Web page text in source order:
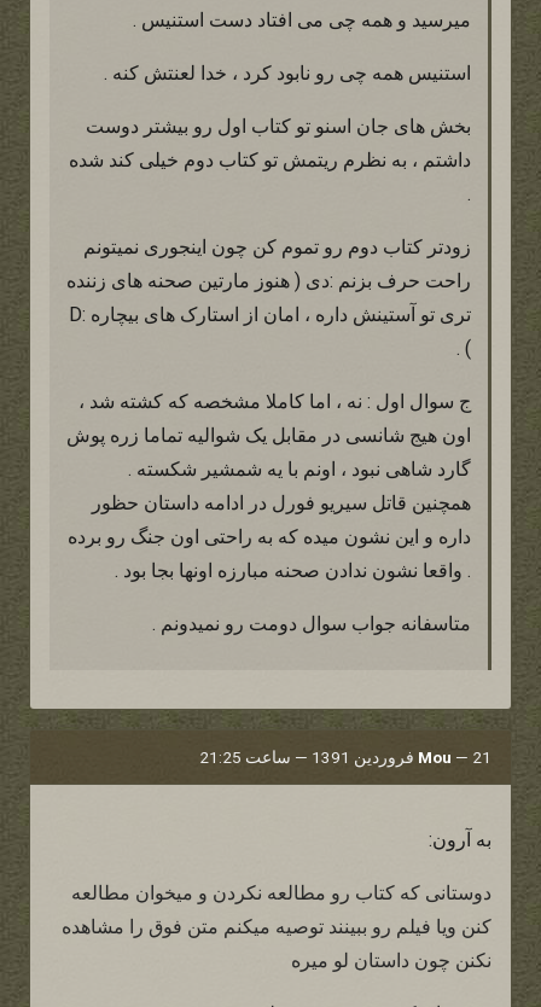
میرسید و همه چی می افتاد دست استنیس .
استنیس همه چی رو نابود کرد ، خدا لعنتش کنه .
بخش های جان اسنو تو کتاب اول رو بیشتر دوست
داشتم ، به نظرم ریتمش تو کتاب دوم خیلی کند شده
.
زودتر کتاب دوم رو تموم کن چون اینجوری نمیتونم
راحت حرف بزنم :دی ( هنوز مارتین صحنه های زننده
تری تو آستینش داره ، امان از استارک های بیچاره :D
) .
ج سوال اول : نه ، اما کاملا مشخصه که کشته شد ،
اون هیج شانسی در مقابل یک شوالیه تماما زره پوش
گارد شاهی نبود ، اونم با یه شمشیر شکسته .
همچنین قاتل سیریو فورل در ادامه داستان حظور
داره و این نشون میده که به راحتی اون جنگ رو برده
. واقعا نشون ندادن صحنه مبارزه اونها بجا بود .
متاسفانه جواب سوال دومت رو نمیدونم .
Mou — 21 فروردین 1391 — ساعت 21:25
به آرون:
دوستانی که کتاب رو مطالعه نکردن و میخوان مطالعه
کنن ویا فیلم رو ببینند توصیه میکنم متن فوق را مشاهده
نکنن چون داستان لو میره